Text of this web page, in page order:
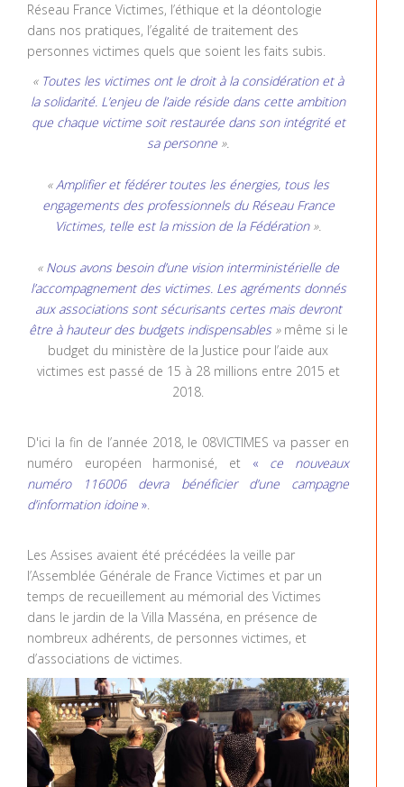
Réseau France Victimes, l’éthique et la déontologie
dans nos pratiques, l’égalité de traitement des
personnes victimes quels que soient les faits subis.
« Toutes les victimes ont le droit à la considération et à
la solidarité. L’enjeu de l’aide réside dans cette ambition
que chaque victime soit restaurée dans son intégrité et
sa personne ».
«Amplifier et fédérer toutes les énergies, tous les
engagements des professionnels du Réseau France
Victimes, telle est la mission de la Fédération ».
« Nous avons besoin d’une vision interministérielle de
l’accompagnement des victimes. Les agréments donnés
aux associations sont sécurisants certes mais devront
être à hauteur des budgets indispensables»même si le
budget du ministère de la Justice pour l’aide aux
victimes est passé de 15 à 28 millions entre 2015 et
2018.
D'ici la fin de l’année 2018, le 08VICTIMES va passer en
numéro européen harmonisé, et « ce nouveaux
numéro 116006 devra bénéficier d’une campagne
d’information idoine ».
Les Assises avaient été précédées la veille par
l’Assemblée Générale de France Victimes et par un
temps de recueillement au mémorial des Victimes
dans le jardin de la Villa Masséna, en présence de
nombreux adhérents, de personnes victimes, et
d’associations de victimes.